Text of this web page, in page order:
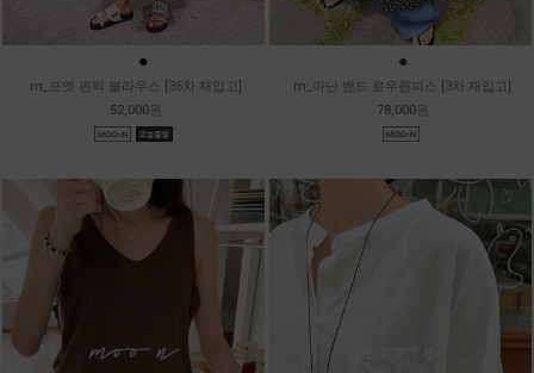
●
m_포엣 핀턱 블라우스 [35차 재입고]
52,000원
●
m_아난 밴드 로우원피스 [3차 재입고]
78,000원